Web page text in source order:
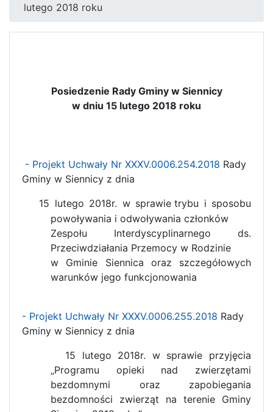
lutego 2018 roku
Posiedzenie Rady Gminy w Siennicy
w dniu 15 lutego 2018 roku
- Projekt Uchwały Nr XXXV.0006.254.2018 Rady
Gminy w Siennicy z dnia
15 lutego 2018r. w sprawie trybu i sposobu
powoływania i odwoływania członków
Zespołu Interdyscyplinarnego ds.
Przeciwdziałania Przemocy w Rodzinie
w Gminie Siennica oraz szczegółowych
warunków jego funkcjonowania
- Projekt Uchwały Nr XXXV.0006.255.2018 Rady
Gminy w Siennicy z dnia
15 lutego 2018r. w sprawie przyjęcia
„Programu opieki nad zwierzętami
bezdomnymi oraz zapobiegania
bezdomności zwierząt na terenie Gminy